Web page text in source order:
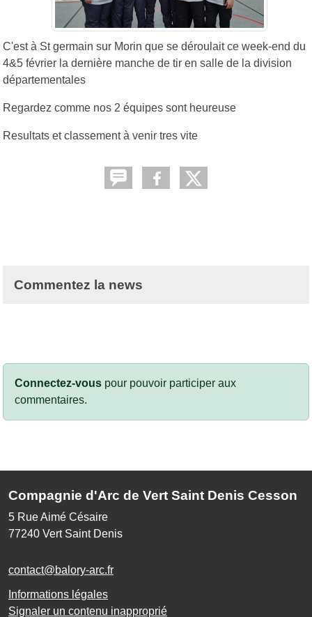
C'est à St germain sur Morin que se déroulait ce week-end du
4&5 février la dernière manche de tir en salle de la division
départementales
Regardez comme nos 2 équipes sont heureuse
Resultats et classement à venir tres vite
Commentez la news
Connectez-vous pour pouvoir participer aux
commentaires.
Compagnie d'Arc de Vert Saint Denis Cesson
5 Rue Aimé Césaire
77240 Vert Saint Denis
contact@balory-arc.fr
Informations légales
Signaler un contenu inapproprié